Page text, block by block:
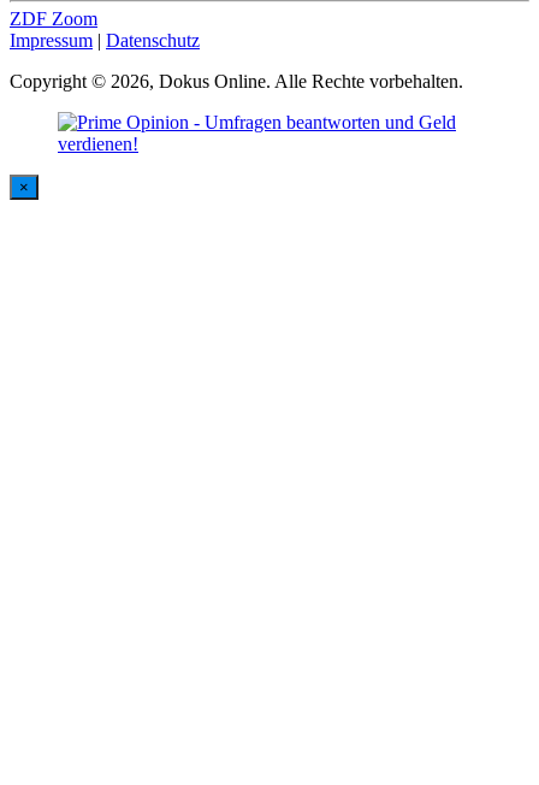
ZDF Zoom
Impressum | Datenschutz
Copyright © 2026, Dokus Online. Alle Rechte vorbehalten.
×